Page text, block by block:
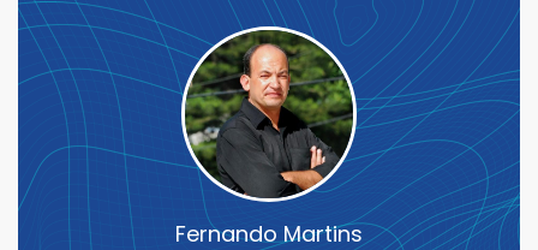
Fernando Martins